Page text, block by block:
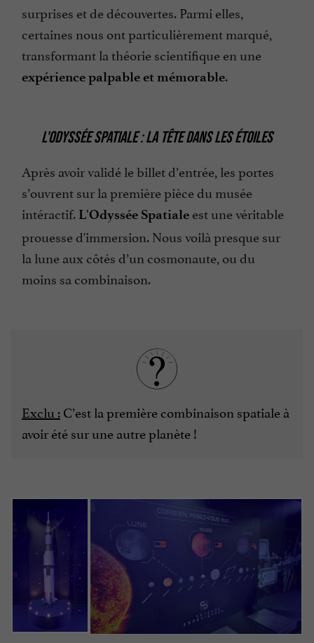
surprises et de découvertes. Parmi elles,
certaines nous ont particulièrement marqué,
transformant la théorie scientifique en une
expérience palpable et mémorable.
L'ODYSSÉE SPATIALE : LA TÊTE DANS LES ÉTOILES
Après avoir validé le billet d’entrée, les portes
s’ouvrent sur la première pièce du musée
intéractif. L'Odyssée Spatiale est une véritable
prouesse d'immersion. Nous voilà presque sur
la lune aux côtés d’un cosmonaute, ou du
moins sa combinaison.
Exclu :C’est la première combinaison spatiale à
avoir été sur une autre planète !